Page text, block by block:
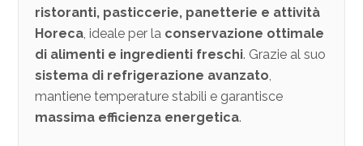
ristoranti, pasticcerie, panetterie e attività
Horeca , ideale per la conservazione ottimale
di alimenti e ingredienti freschi. Grazie al suo
sistema di refrigerazione avanzato
mantiene temperature stabili e garantisce
massima efficienza energetica.